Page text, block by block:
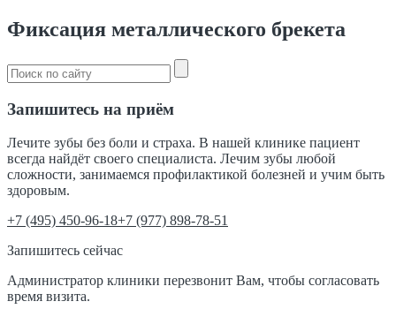
Фиксация металлического брекета
Запишитесь на приём
Лечите зубы без боли и страха. В нашей клинике пациент
всегда найдёт своего специалиста. Лечим зубы любой
сложности, занимаемся профилактикой болезней и учим быть
здоровым.
‎+7 (495) 450-96-18+7 (977) 898-78-51
Запишитесь сейчас
Администратор клиники перезвонит Вам, чтобы согласовать
время визита.